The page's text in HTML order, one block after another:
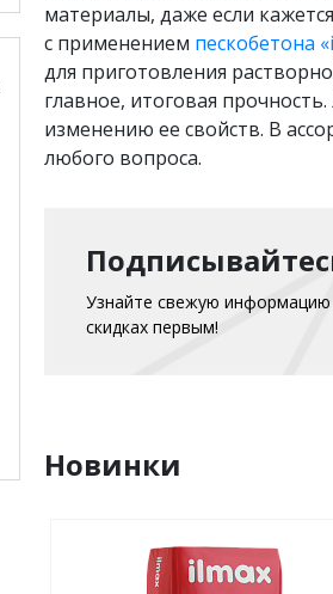
материалы, даже если
с применением пескобетона
для приготовления
главное, итоговая
изменению ее свойств. В
любого вопроса.
Узнайте свежую информацию
скидках первым!
Новинки